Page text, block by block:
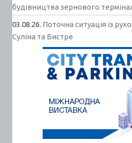
будівництва зернового
03.08.26. Поточна ситуація із
Суліна та Бистре